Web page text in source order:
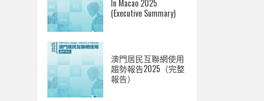
In Macao 2025
(Executive Summary)
澳門居民互聯網使用
趨勢報告2025（完整
報告）